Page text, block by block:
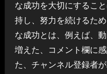
な成功を大切にするこ
持し、努力を続けるた
な成功とは、例えば、
増えた、コメント欄に
た、チャンネル登録者